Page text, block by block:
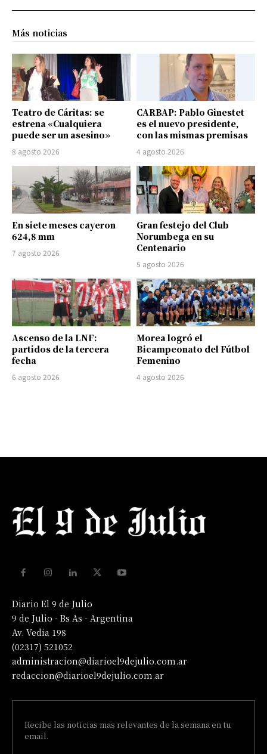
Más noticias
Teatro de Cáritas: se
estrena «Cualquiera
puede ser un asesino»
8 agosto 2026
CARBAP: Pablo Ginestet
es el nuevo presidente,
con las mismas premisas
4 agosto 2026
En siete meses cayeron
624,8 mm
7 agosto 2026
Gran festejo del Club
Norumbega en su
Centenario
5 agosto 2026
Ascenso de la LNF:
partidos de la tercera
fecha
6 agosto 2026
Morea logró el
Bicampeonato del Fútbol
Femenino
4 agosto 2026
Diario El 9 de Julio
9 de Julio - Bs As - Argentina
Av. Vedia 198
(02317) 521052
administracion@diarioel9dejulio.com.ar
redaccion@diarioel9dejulio.com.ar
Recibe las noticias mas relevantes de la semana en tu
email.